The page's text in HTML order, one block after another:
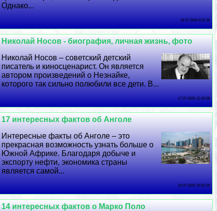
Однако...
18 07 2026 8:11:56
Николай Носов - биография, личная жизнь, фото
Николай Носов – советский детский
писатель и киносценарист. Он является
автором произведений о Незнайке,
которого так сильно полюбили все дети. В...
17 07 2026 12:26:58
17 интересных фактов об Анголе
Интересные факты об Анголе – это
прекрасная возможность узнать больше о
Южной Африке. Благодаря добыче и
экспорту нефти, экономика страны
является самой...
16 07 2026 15:52:35
14 интересных фактов о Марко Поло